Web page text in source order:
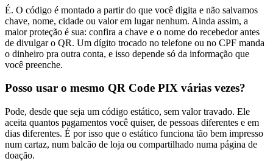
É. O código é montado a partir do que você digita e não salvamos
chave, nome, cidade ou valor em lugar nenhum. Ainda assim, a
maior proteção é sua: confira a chave e o nome do recebedor antes
de divulgar o QR. Um dígito trocado no telefone ou no CPF manda
o dinheiro pra outra conta, e isso depende só da informação que
você preenche.
Posso usar o mesmo QR Code PIX várias vezes?
Pode, desde que seja um código estático, sem valor travado. Ele
aceita quantos pagamentos você quiser, de pessoas diferentes e em
dias diferentes. É por isso que o estático funciona tão bem impresso
num cartaz, num balcão de loja ou compartilhado numa página de
doação.